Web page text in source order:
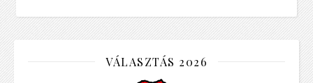
VÁLASZTÁS 2026